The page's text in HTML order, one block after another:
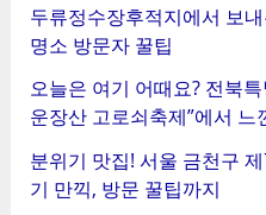
두류정수장후적지에서 보
명소 방문자 꿀팁
오늘은 여기 어때요? 전북
운장산 고로쇠축제”에서 느
분위기 맛집! 서울 금천구
기 만끽, 방문 꿀팁까지